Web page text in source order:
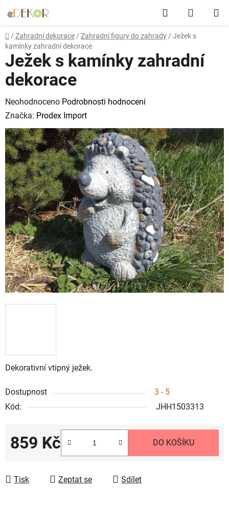
na
obsah
Hledat
KOŠÍK
Domů
/ Zahradní dekorace / Zahradní figury do zahrady / Ježek s
kamínky zahradní dekorace
Dekorativní vtipný ježek.
Dostupnost
3 - 5
Kód:
JHH1503313
859 Kč DO KOŠÍKU
Tisk Zeptat se Sdílet
Ježek s kamínky zahradní
dekorace
Průměrné
hodnocení
produktu
je
0,0
z
5
hvězdiček.
Neohodnoceno Podrobnosti hodnocení
Značka: Prodex Import